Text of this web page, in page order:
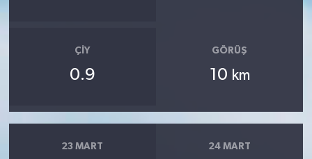
ÇIY
0.9
GÖRÜŞ
10 km
23 MART 24 MART